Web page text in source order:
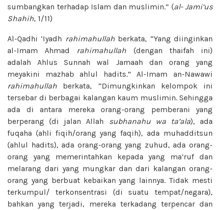
sumbangkan terhadap Islam dan muslimin.” (al- Jami‘us
Shahih, 1/11)
Al-Qadhi ‘Iyadh rahimahullahberkata, “Yang diinginkan
al-Imam Ahmad rahimahullah (dengan thaifah ini)
adalah Ahlus Sunnah wal Jamaah dan orang yang
meyakini mazhab ahlul hadits.” Al-Imam an-Nawawi
rahimahullah berkata, “Dimungkinkan kelompok ini
tersebar di berbagai kalangan kaum muslimin. Sehingga
ada di antara mereka orang-orang pemberani yang
berperang (di jalan Allah subhanahu wa ta’ala), ada
fuqaha (ahli fiqih/orang yang faqih), ada muhadditsun
(ahlul hadits), ada orang-orang yang zuhud, ada orang-
orang yang memerintahkan kepada yang ma’ruf dan
melarang dari yang mungkar dan dari kalangan orang-
orang yang berbuat kebaikan yang lainnya. Tidak mesti
terkumpul/ terkonsentrasi (di suatu tempat/negara),
bahkan yang terjadi, mereka terkadang terpencar dan